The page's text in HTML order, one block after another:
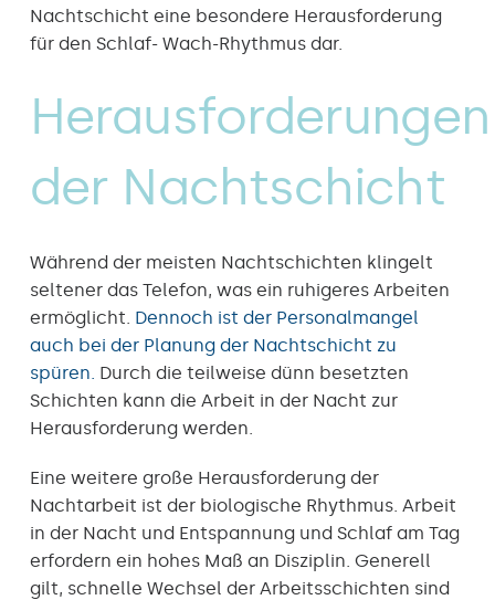
Nachtschicht eine besondere Herausforderung
für den Schlaf- Wach-Rhythmus dar.
Herausforderungen
der Nachtschicht
Während der meisten Nachtschichten klingelt
seltener das Telefon, was ein ruhigeres Arbeiten
ermöglicht. Dennoch ist der Personalmangel
auch bei der Planung der Nachtschicht zu
spüren. Durch die teilweise dünn besetzten
Schichten kann die Arbeit in der Nacht zur
Herausforderung werden.
Eine weitere große Herausforderung der
Nachtarbeit ist der biologische Rhythmus. Arbeit
in der Nacht und Entspannung und Schlaf am Tag
erfordern ein hohes Maß an Disziplin. Generell
gilt, schnelle Wechsel der Arbeitsschichten sind